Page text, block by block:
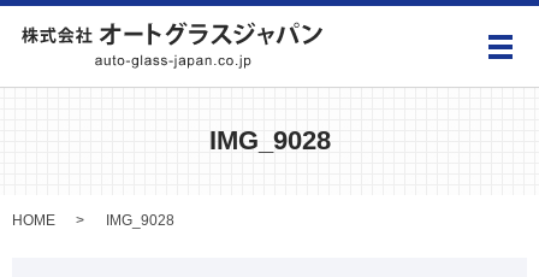
メ
IMG_9028
HOME IMG_9028